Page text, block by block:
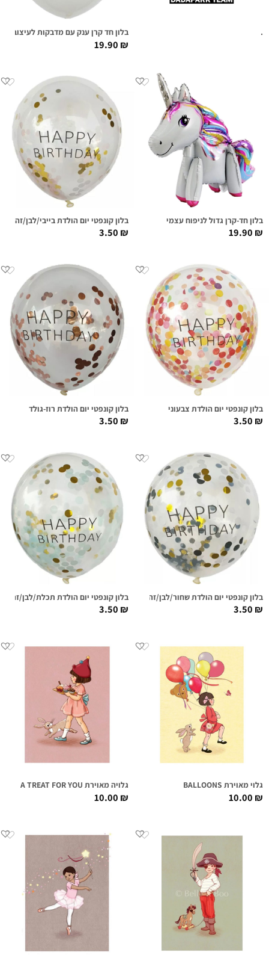
בלון חד קרן ענק עם מדבקות לעיצוב
19.90₪
בלון חד-קרן גדול לניפוח עצמי
19.90₪
בלון קונפטי יום הולדת בייבי/לבן/זהב
3.50₪
בלון קונפטי יום הולדת צבעוני
3.50₪
בלון קונפטי יום הולדת רוז-גולד
3.50₪
בלון קונפטי יום הולדת שחור/לבן/זהב
3.50₪
בלון קונפטי יום הולדת תכלת/לבן/זהב
3.50₪
גלוי מאוירת BALLOONS
10.00₪
גלויה מאוירת A TREAT FOR YOU
10.00₪